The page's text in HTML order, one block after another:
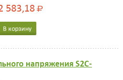
583,18Р
В корзину
напряжения S2C-